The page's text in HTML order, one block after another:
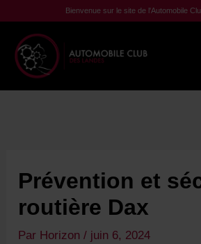
au
contenu
Bienvenue sur le site de l'Automobile
Prévention et
routière Dax
Par Horizon/ juin 6, 2024